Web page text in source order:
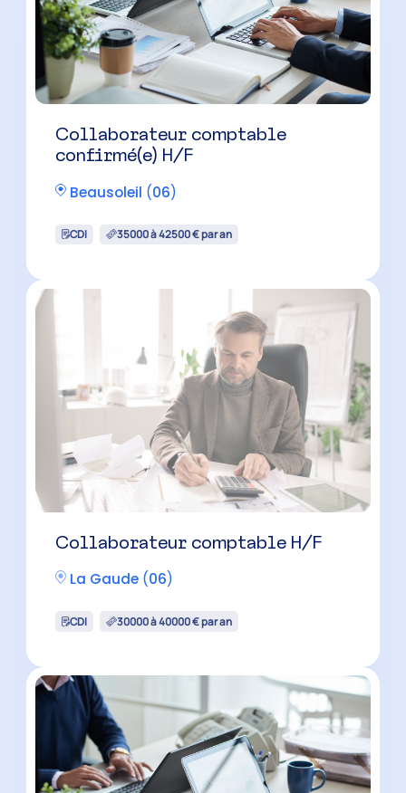
Collaborateur comptable
confirmé(e) H/F
Beausoleil (06)
CDI 35000 à 42500 € par an
Collaborateur comptable H/F
La Gaude (06)
CDI 30000 à 40000 € par an